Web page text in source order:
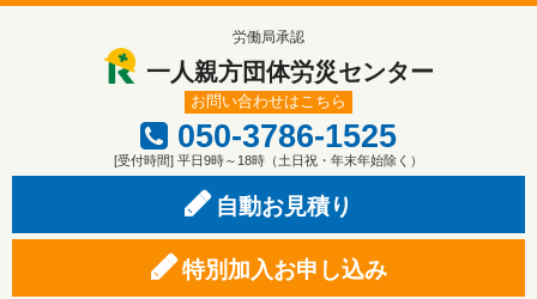
労働局承認
一人親方団体労災センター
お問い合わせはこちら
050-3786-1525
[受付時間] 平日9時～18時（土日祝・年末年始除く）
自動お見積り
特別加入お申し込み